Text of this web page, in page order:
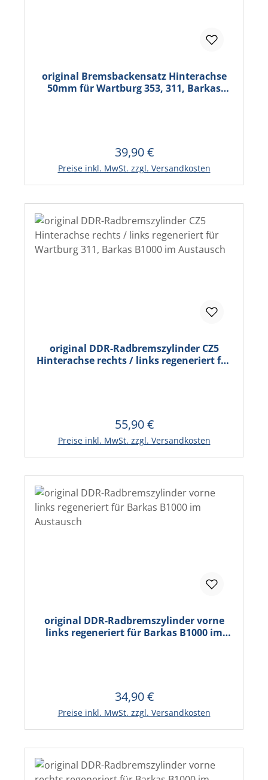
original Bremsbackensatz Hinterachse
50mm für Wartburg 353, 311, Barkas
Regulärer Preis:
39,90 €
Preise inkl. MwSt. zzgl. Versandkosten
In den Warenkorb
original DDR-Radbremszylinder CZ5
Hinterachse rechts / links regeneriert für
Regulärer Preis:
55,90 €
Preise inkl. MwSt. zzgl. Versandkosten
In den Warenkorb
original DDR-Radbremszylinder vorne
links regeneriert für Barkas B1000 im
Regulärer Preis:
34,90 €
Preise inkl. MwSt. zzgl. Versandkosten
In den Warenkorb